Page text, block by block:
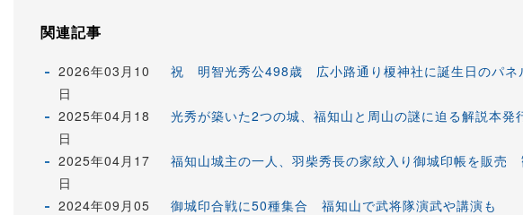
関連記事
2026年03月10
日
祝 明智光秀公498歳 広小路通り榎神社に誕生日のパネ
2025年04月18
日
光秀が築いた2つの城、福知山と周山の謎に迫る解説本発
2025年04月17
日
福知山城主の一人、羽柴秀長の家紋入り御城印帳を販売
2024年09月05
御城印合戦に50種集合 福知山で武将隊演武や講演も